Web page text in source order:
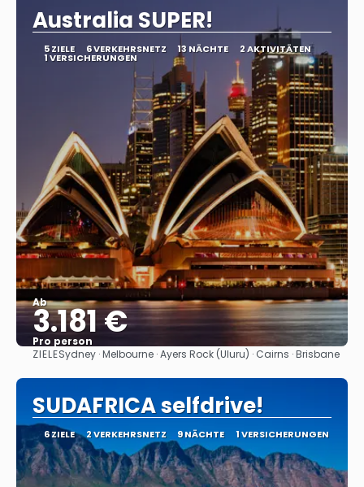
Australia SUPER!
5 ZIELE 6 VERKEHRSNETZ 13 NÄCHTE 2 AKTIVITÄTEN
1 VERSICHERUNGEN
Ab
3.181 €
Pro person
Sehen
ZIELESydney · Melbourne · Ayers Rock (Uluru) · Cairns · Brisbane
SUDAFRICA selfdrive!
6 ZIELE 2 VERKEHRSNETZ 9 NÄCHTE 1 VERSICHERUNGEN